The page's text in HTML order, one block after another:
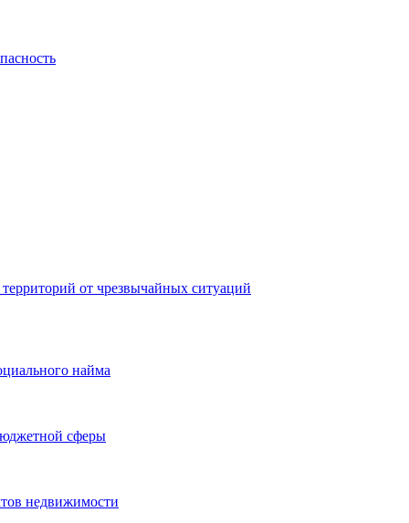
от чрезвычайных ситуаций
найма
сферы
недвижимости